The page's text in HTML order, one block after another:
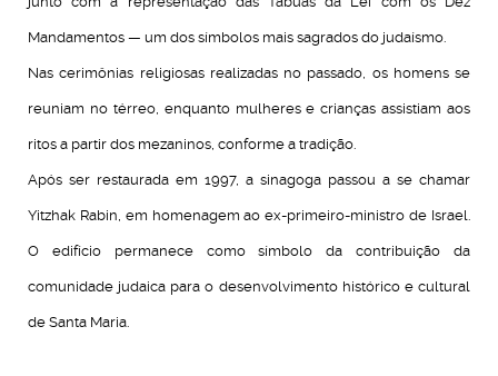
Mandamentos — um dos símbolos mais sagrados do judaísmo.
Nas cerimônias religiosas realizadas no passado, os homens se
reuniam no térreo, enquanto mulheres e crianças assistiam aos
ritos a partir dos mezaninos, conforme a tradição.
Após ser restaurada em 1997, a sinagoga passou a se chamar
Yitzhak Rabin, em homenagem ao ex-primeiro-ministro de Israel.
O edifício permanece como símbolo da contribuição da
comunidade judaica para o desenvolvimento histórico e cultural
de Santa Maria.